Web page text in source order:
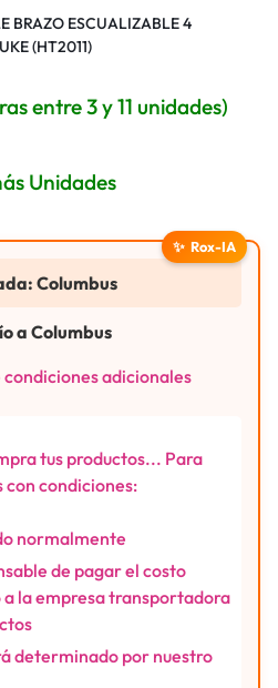
BRAZO ESCUALIZABLE 4
(HT2011)
entre 3 y 11 unidades)
Unidades
✨ Rox-IA
Columbus
a Columbus
adicionales
tus productos... Para
con condiciones:
normalmente
de pagar el costo
la empresa transportadora
determinado por nuestro